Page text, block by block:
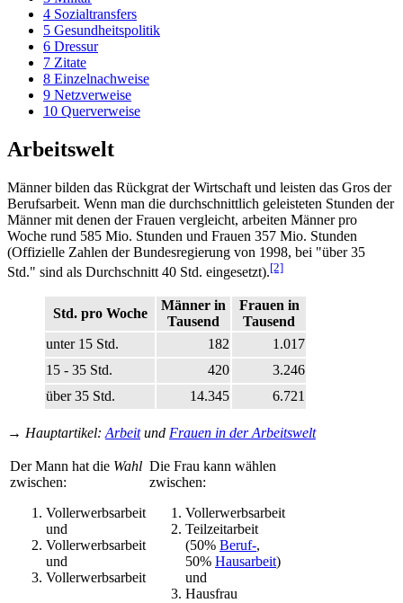
4 Sozialtransfers
5 Gesundheitspolitik
6 Dressur
7 Zitate
8 Einzelnachweise
9 Netzverweise
10 Querverweise
Arbeitswelt
Männer bilden das Rückgrat der Wirtschaft und leisten das Gros der
Berufsarbeit. Wenn man die durchschnittlich geleisteten Stunden der
Männer mit denen der Frauen vergleicht, arbeiten Männer pro
Woche rund 585 Mio. Stunden und Frauen 357 Mio. Stunden
(Offizielle Zahlen der Bundesregierung von 1998, bei "über 35
Std." sind als Durchschnitt 40 Std. eingesetzt).[2]
Std. pro Woche
Männer in
Tausend
Frauen in
Tausend
unter 15 Std.
182
1.017
15 - 35 Std.
420
3.246
über 35 Std.
14.345 6.721
→ Hauptartikel: Arbeitund Frauen in der Arbeitswelt
Der Mann hat die Wahl
zwischen:
Vollerwerbsarbeit
und
Vollerwerbsarbeit
und
Vollerwerbsarbeit
Die Frau kann wählen
zwischen:
Vollerwerbsarbeit
Teilzeitarbeit
(50% Beruf-,
50% Hausarbeit)
und
Hausfrau